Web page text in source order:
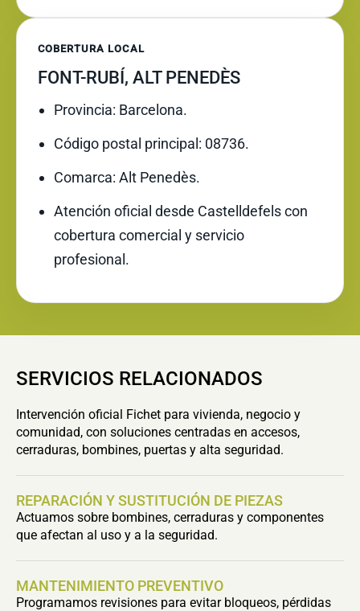
COBERTURA LOCAL
FONT-RUBÍ, ALT PENEDÈS
Provincia: Barcelona.
Código postal principal: 08736.
Comarca: Alt Penedès.
Atención oficial desde Castelldefels con
cobertura comercial y servicio
profesional.
SERVICIOS RELACIONADOS
Intervención oficial Fichet para vivienda, negocio y
comunidad, con soluciones centradas en accesos,
cerraduras, bombines, puertas y alta seguridad.
REPARACIÓN Y SUSTITUCIÓN DE PIEZAS
Actuamos sobre bombines, cerraduras y componentes
que afectan al uso y a la seguridad.
MANTENIMIENTO PREVENTIVO
Programamos revisiones para evitar bloqueos, pérdidas